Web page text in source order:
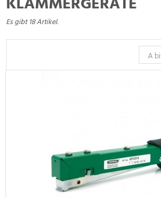
Es gibt 18 Artikel.